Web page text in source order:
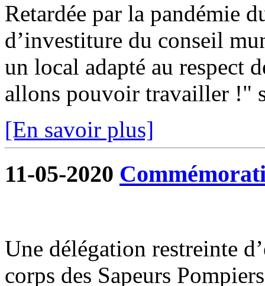
Retardée par la pandémie
d’investiture du conseil
un local adapté au respect
allons pouvoir travailler !"
[En savoir plus]
11-05-2020
Une délégation restreinte
corps des Sapeurs